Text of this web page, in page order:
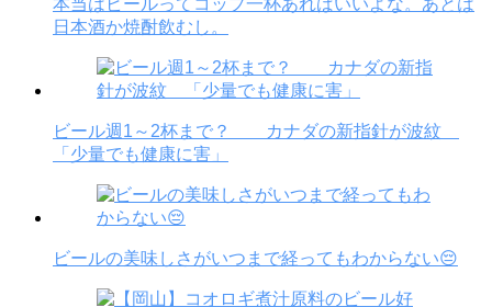
本当はビールってコップ一杯あればいいよな。あとは
日本酒か焼酎飲むし。
ビール週1～2杯まで？ カナダの新指針が波紋
「少量でも健康に害」
ビールの美味しさがいつまで経ってもわからない😔